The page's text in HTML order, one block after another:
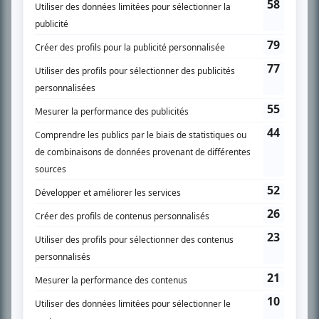
télévision» a d’abord oeuvré au magazine TV Hebdo de 1996 à 2001. Sa
spécialité: la télé québécoise. On peut l’entendre régulièrement commenter
l’actualité télévisuelle au 98,5.